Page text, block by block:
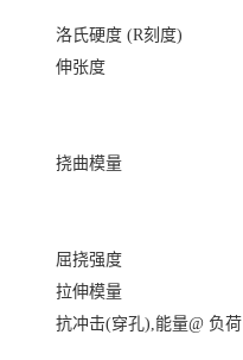
洛氏硬度 (R刻度)
伸张度
挠曲模量
屈挠强度
拉伸模量
抗冲击(穿孔),能量@ 负荷